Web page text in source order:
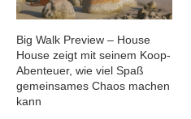
Big Walk Preview – House
House zeigt mit seinem Koop-
Abenteuer, wie viel Spaß
gemeinsames Chaos machen
kann